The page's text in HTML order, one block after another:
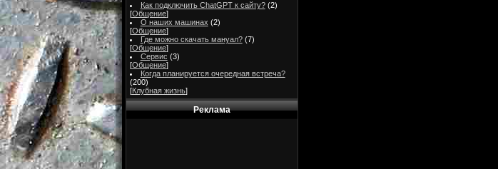
Как подключить ChatGPT к сайту? (2)
[Общение]
О наших машинах (2)
[Общение]
Где можно скачать мануал? (7)
[Общение]
Сервис (3)
[Общение]
Когда планируется очередная встреча?
(200)
[Клубная жизнь]
Реклама